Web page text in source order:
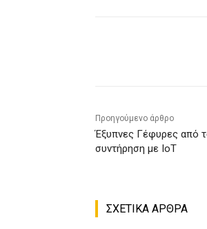
Προηγούμενο άρθρο
Έξυπνες Γέφυρες από
συντήρηση με ΙοΤ
ΣΧΕΤΙΚΑ ΑΡΘΡΑ